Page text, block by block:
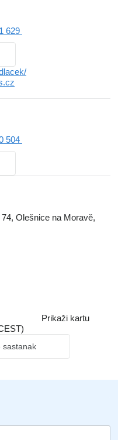
629
504
Olešnice na Moravě,
Prikaži kartu
sastanak